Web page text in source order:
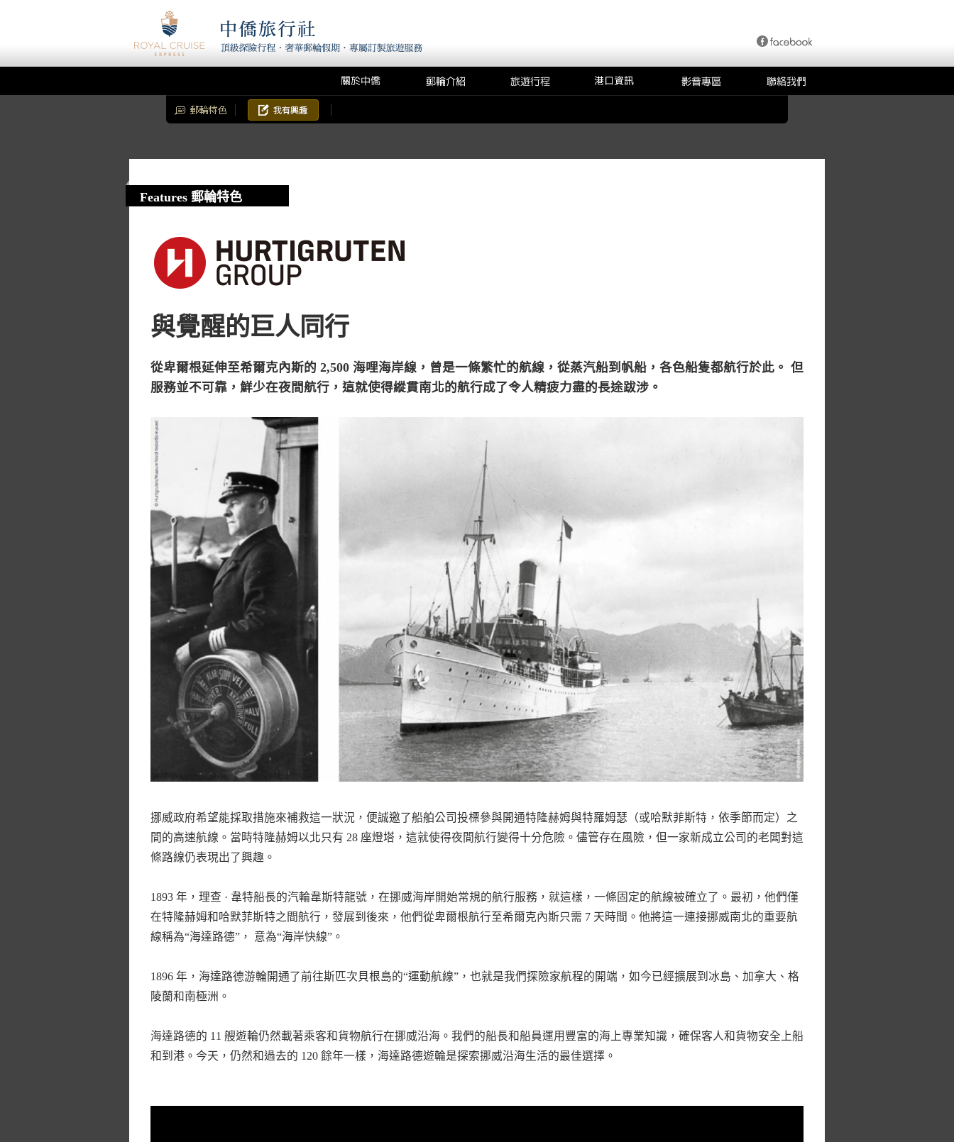
Features 郵輪特色
與覺醒的巨人同行
從卑爾根延伸至希爾克內斯的 2,500 海哩海岸線，曾是一條繁忙的航線，從蒸汽船到帆船，各色船隻都航行於此。 但
服務並不可靠，鮮少在夜間航行，這就使得縱貫南北的航行成了令人精疲力盡的長途跋涉。
挪威政府希望能採取措施來補救這一狀況，便誠邀了船舶公司投標參與開通特隆赫姆與特羅姆瑟（或哈默菲斯特，依季節而定）之
間的高速航線。當時特隆赫姆以北只有 28 座燈塔，這就使得夜間航行變得十分危險。儘管存在風險，但一家新成立公司的老闆對這
條路線仍表現出了興趣。
1893 年，理查 · 韋特船長的汽輪韋斯特龍號，在挪威海岸開始常規的航行服務，就這樣，一條固定的航線被確立了。最初，他們僅
在特隆赫姆和哈默菲斯特之間航行，發展到後來，他們從卑爾根航行至希爾克內斯只需 7 天時間。他將這一連接挪威南北的重要航
線稱為“海達路德”， 意為“海岸快線”。
1896 年，海達路德游輪開通了前往斯匹次貝根島的“運動航線”，也就是我們探險家航程的開端，如今已經擴展到冰島、加拿大、格
陵蘭和南極洲。
海達路德的 11 艘遊輪仍然載著乘客和貨物航行在挪威沿海。我們的船長和船員運用豐富的海上專業知識，確保客人和貨物安全上船
和到港。今天，仍然和過去的 120 餘年一樣，海達路德遊輪是探索挪威沿海生活的最佳選擇。